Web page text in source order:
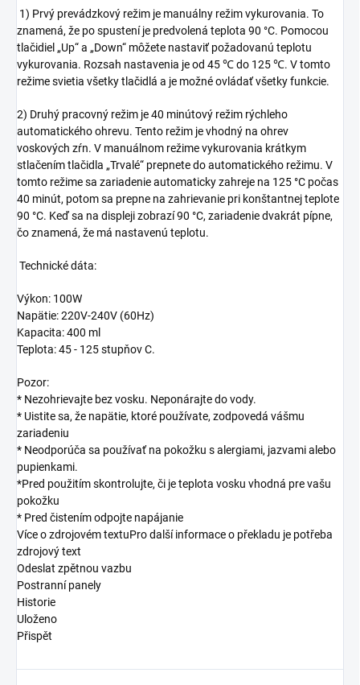
1) Prvý prevádzkový režim je manuálny režim vykurovania. To
znamená, že po spustení je predvolená teplota 90 °C. Pomocou
tlačidiel „Up“ a „Down“ môžete nastaviť požadovanú teplotu
vykurovania. Rozsah nastavenia je od 45 ℃ do 125 ℃. V tomto
režime svietia všetky tlačidlá a je možné ovládať všetky funkcie.
2) Druhý pracovný režim je 40 minútový režim rýchleho
automatického ohrevu. Tento režim je vhodný na ohrev
voskových zŕn. V manuálnom režime vykurovania krátkym
stlačením tlačidla „Trvalé“ prepnete do automatického režimu. V
tomto režime sa zariadenie automaticky zahreje na 125 °C počas
40 minút, potom sa prepne na zahrievanie pri konštantnej teplote
90 °C. Keď sa na displeji zobrazí 90 °C, zariadenie dvakrát pípne,
čo znamená, že má nastavenú teplotu.
Technické dáta:
Výkon: 100W
Napätie: 220V-240V (60Hz)
Kapacita: 400 ml
Teplota: 45 - 125 stupňov C.
Pozor:
* Nezohrievajte bez vosku. Neponárajte do vody.
* Uistite sa, že napätie, ktoré používate, zodpovedá vášmu
zariadeniu
* Neodporúča sa používať na pokožku s alergiami, jazvami alebo
pupienkami.
*Pred použitím skontrolujte, či je teplota vosku vhodná pre vašu
pokožku
* Pred čistením odpojte napájanie
Více o zdrojovém textuPro další informace o překladu je potřeba
zdrojový text
Odeslat zpětnou vazbu
Postranní panely
Historie
Uloženo
Přispět